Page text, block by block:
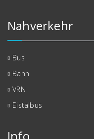
Nahverkehr
Bus
Bahn
VRN
Eistalbus
Info